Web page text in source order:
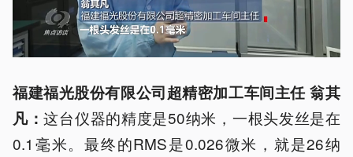
福建福光股份有限公司超精密加工车间主任 翁其
凡：这台仪器的精度是50纳米，一根头发丝是在
0.1毫米。最终的RMS是0.026微米，就是26纳